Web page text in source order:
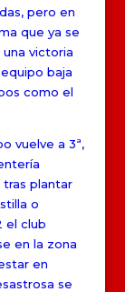
pero en
que ya se
victoria
baja
como el
vuelve a 3ª,
plantar
o
el club
en la zona
en
se